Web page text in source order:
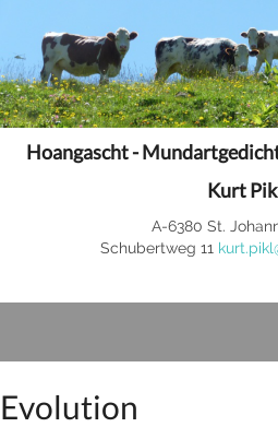
Hoangascht -
Kurt
A-6380 St.
Schubertweg 11
Evolution